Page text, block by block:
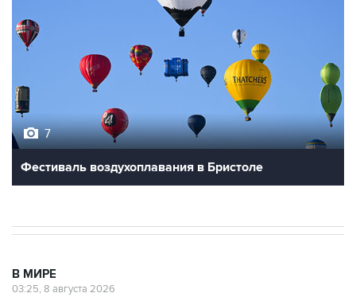
7
Фестиваль воздухоплавания в Бристоле
В МИРЕ
03:25, 8 августа 2026